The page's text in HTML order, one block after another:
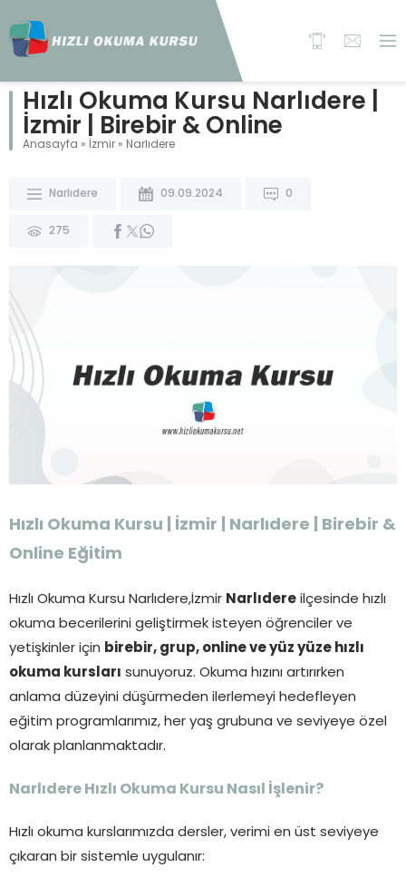
Hızlı Okuma Kursu Narlıdere |
İzmir | Birebir & Online
Anasayfa » İzmir » Narlıdere
Narlıdere 09.09.2024 0
275
Hızlı Okuma Kursu | İzmir | Narlıdere | Birebir &
Online Eğitim
Hızlı Okuma Kursu Narlıdere,İzmir Narlıdere ilçesinde hızlı
okuma becerilerini geliştirmek isteyen öğrenciler ve
yetişkinler için birebir, grup, online ve yüz yüze hızlı
okuma kursları
sunuyoruz. Okuma hızını artırırken
anlama düzeyini düşürmeden ilerlemeyi hedefleyen
eğitim programlarımız, her yaş grubuna ve seviyeye özel
olarak planlanmaktadır.
Narlıdere Hızlı Okuma Kursu Nasıl İşlenir?
Hızlı okuma kurslarımızda dersler, verimi en üst seviyeye
çıkaran bir sistemle uygulanır: